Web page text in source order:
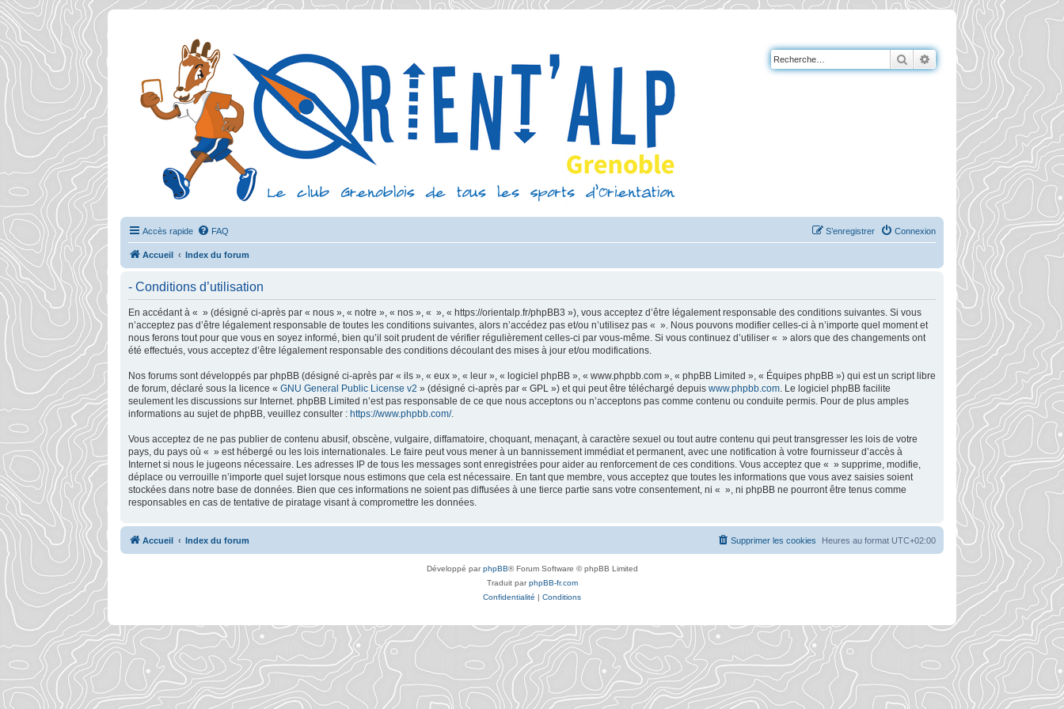
RechercherRecherche avancée
Accès rapide FAQ Connexion
S’enregistrer
Accueil Index du forum
- Conditions d’utilisation
En accédant à « » (désigné ci-après par « nous », « notre », « nos », « », « https://orientalp.fr/phpBB3 »), vous acceptez d’être légalement responsable des conditions suivantes. Si vous
n’acceptez pas d’être légalement responsable de toutes les conditions suivantes, alors n’accédez pas et/ou n’utilisez pas « ». Nous pouvons modifier celles-ci à n’importe quel moment et
nous ferons tout pour que vous en soyez informé, bien qu’il soit prudent de vérifier régulièrement celles-ci par vous-même. Si vous continuez d’utiliser « » alors que des changements ont
été effectués, vous acceptez d’être légalement responsable des conditions découlant des mises à jour et/ou modifications.
Nos forums sont développés par phpBB (désigné ci-après par « ils », « eux », « leur », « logiciel phpBB », « www.phpbb.com », « phpBB Limited », « Équipes phpBB ») qui est un script libre
de forum, déclaré sous la licence « GNU General Public License v2 » (désigné ci-après par « GPL ») et qui peut être téléchargé depuis www.phpbb.com. Le logiciel phpBB facilite
seulement les discussions sur Internet. phpBB Limited n’est pas responsable de ce que nous acceptons ou n’acceptons pas comme contenu ou conduite permis. Pour de plus amples
informations au sujet de phpBB, veuillez consulter : https://www.phpbb.com/.
Vous acceptez de ne pas publier de contenu abusif, obscène, vulgaire, diffamatoire, choquant, menaçant, à caractère sexuel ou tout autre contenu qui peut transgresser les lois de votre
pays, du pays où « » est hébergé ou les lois internationales. Le faire peut vous mener à un bannissement immédiat et permanent, avec une notification à votre fournisseur d’accès à
Internet si nous le jugeons nécessaire. Les adresses IP de tous les messages sont enregistrées pour aider au renforcement de ces conditions. Vous acceptez que « » supprime, modifie,
déplace ou verrouille n’importe quel sujet lorsque nous estimons que cela est nécessaire. En tant que membre, vous acceptez que toutes les informations que vous avez saisies soient
stockées dans notre base de données. Bien que ces informations ne soient pas diffusées à une tierce partie sans votre consentement, ni « », ni phpBB ne pourront être tenus comme
responsables en cas de tentative de piratage visant à compromettre les données.
Accueil Index du forum Heures au format UTC+02:00
Supprimer les cookies
Développé parphpBB® Forum Software © phpBB Limited
Traduit parphpBB-fr.com
Confidentialité | Conditions